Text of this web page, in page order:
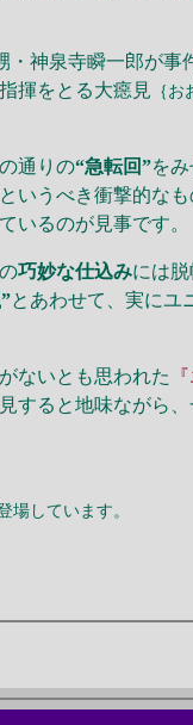
・神泉寺瞬一郎が事
揮をとる大癋見 ｛お
通りの“急転回”を
というべき衝撃的な
いるのが見事です。
巧妙な仕込みには
とあわせて、実にユ
ないとも思われた
すると地味ながら
場しています。